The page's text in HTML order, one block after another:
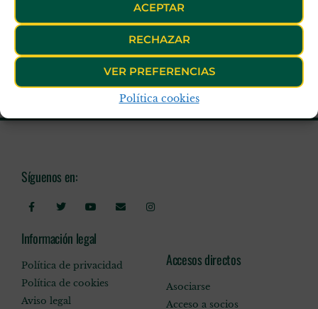
ACEPTAR
RECHAZAR
VER PREFERENCIAS
Política cookies
Síguenos en:
Información legal
Política de privacidad
Política de cookies
Aviso legal
Accesos directos
Asociarse
Acceso a socios